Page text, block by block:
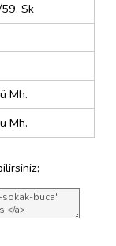
Sk
Mh.
Mh.